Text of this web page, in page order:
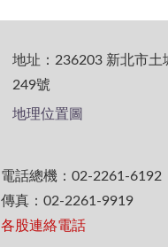
地址：236203 新北市土
249號
地理位置圖
電話總機：02-2261-6192
傳真：02-2261-9919
各股連絡電話